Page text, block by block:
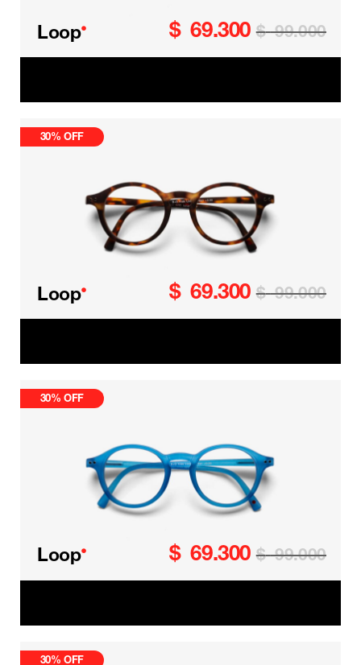
Loop• $ 69.300 $ 99.000
30% OFF
Loop• $ 69.300 $ 99.000
30% OFF
Loop• $ 69.300 $ 99.000
30% OFF